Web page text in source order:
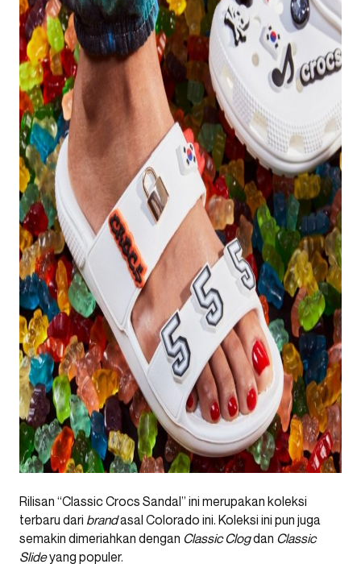
Rilisan “Classic Crocs Sandal” ini merupakan koleksi
terbaru dari brandasal Colorado ini. Koleksi ini pun juga
semakin dimeriahkan dengan Classic Clogdan Classic
Slideyang populer.